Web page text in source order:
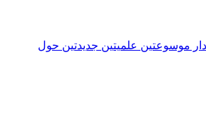
موسوعتين علميتين جديدتين حول